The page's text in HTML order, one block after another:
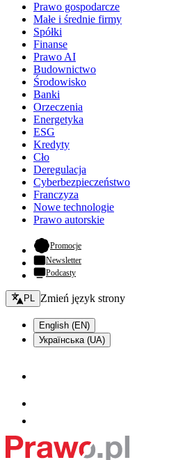
Prawo gospodarcze
Małe i średnie firmy
Spółki
Finanse
Prawo AI
Budownictwo
Środowisko
Banki
Orzeczenia
Energetyka
ESG
Kredyty
Cło
Deregulacja
Cyberbezpieczeństwo
Franczyza
Nowe technologie
Prawo autorskie
Promocje- otwiera się w nowej karcie
Newsletter
Podcasty
Zmień język - bieżący:
PL Zmień język strony
English (EN)
Українська (UA)